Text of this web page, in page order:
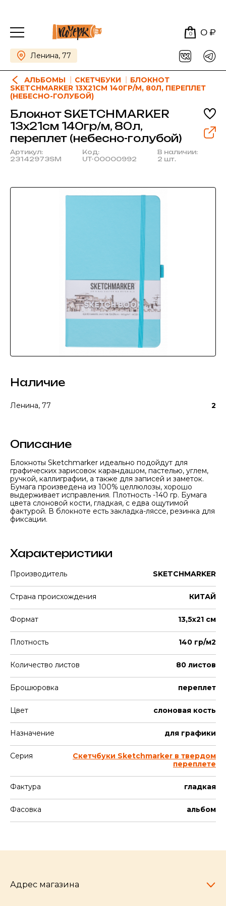
0 0 ₽
Ленина, 77
АЛЬБОМЫ СКЕТЧБУКИ
БЛОКНОТ
SKETCHMARKER 13Х21СМ 140ГР/М, 80Л, ПЕРЕПЛЕТ
(НЕБЕСНО-ГОЛУБОЙ)
Блокнот SKETCHMARKER
13х21см 140гр/м, 80л,
переплет (небесно-голубой)
Артикул:
23142973SM
Код:
UT-00000992
В наличии:
2 шт.
Наличие
Ленина, 77 2
Описание
Блокноты Sketchmarker идеально подойдут для
графических зарисовок карандашом, пастелью, углем,
ручкой, каллиграфии, а также для записей и заметок.
Бумага произведена из 100% целлюлозы, хорошо
выдерживает исправления. Плотность -140 гр. Бумага
цвета слоновой кости, гладкая, с едва ощутимой
фактурой. В блокноте есть закладка-ляссе, резинка для
фиксации.
Характеристики
Производитель SKETCHMARKER
Страна происхождения КИТАЙ
Формат 13,5х21 см
Плотность 140 гр/м2
Количество листов 80 листов
Брошюровка переплет
Цвет слоновая кость
Назначение для графики
Серия
Скетчбуки Sketchmarker в твердом
переплете
Фактура гладкая
Фасовка альбом
Адрес магазина